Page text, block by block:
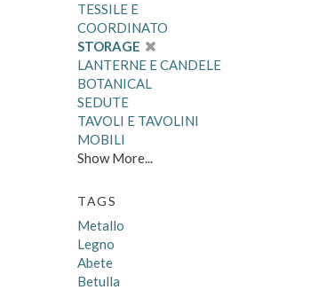
TESSILE E
COORDINATO
STORAGE
LANTERNE E CANDELE
BOTANICAL
SEDUTE
TAVOLI E TAVOLINI
MOBILI
Show More...
TAGS
Metallo
Legno
Abete
Betulla